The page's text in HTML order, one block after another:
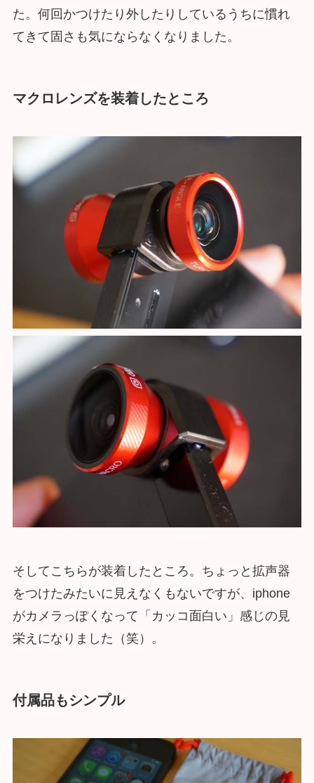
た。何回かつけたり外したりしているうちに慣れ
てきて固さも気にならなくなりました。
マクロレンズを装着したところ
そしてこちらが装着したところ。ちょっと拡声器
をつけたみたいに見えなくもないですが、iphone
がカメラっぽくなって「カッコ面白い」感じの見
栄えになりました（笑）。
付属品もシンプル